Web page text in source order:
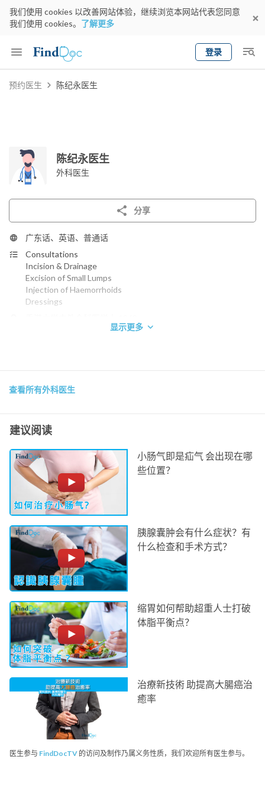
我们使用 cookies 以改善网站体验，继续浏览本网站代表您同意
我们使用 cookies。 了解更多
登录
Keyword
预约医生 陈纪永医生
陈纪永医生
外科医生
分享
广东话、英语、普通话
Consultations
Incision & Drainage
Excision of Small Lumps
Injection of Haemorrhoids
Dressings
澳洲皇家外科医学院院士 1973
显示更多
查看所有外科医生
建议阅读
小肠气即是疝气 会出现在哪
些位置？
胰腺囊肿会有什么症状？有
什么检查和手术方式？
缩胃如何帮助超重人士打破
体脂平衡点？
治療新技術 助提高大腸癌治
癒率
医生参与 FindDocTV 的访问及制作乃属义务性质，我们欢迎所有医生参与。